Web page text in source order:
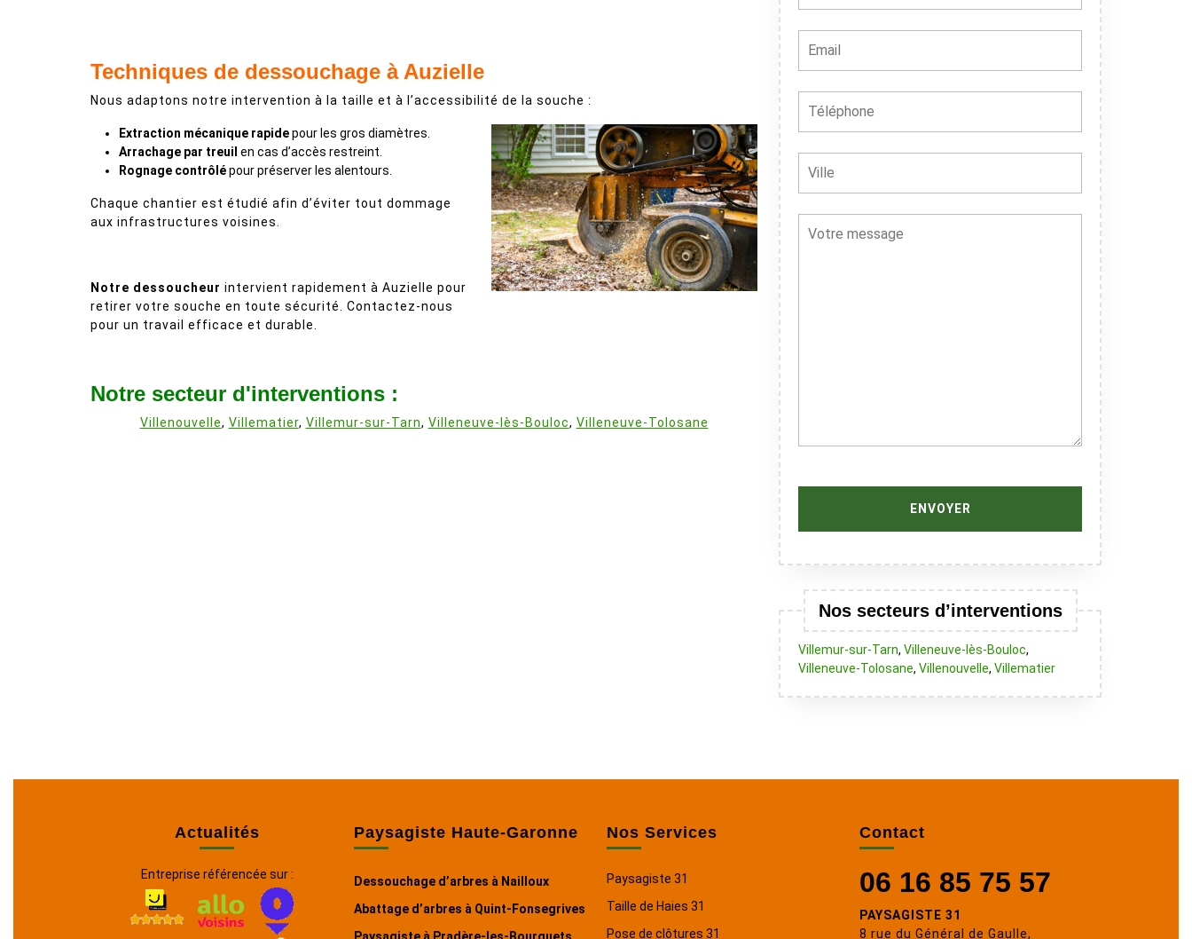
Techniques de dessouchage à Auzielle
Nous adaptons notre intervention à la taille et à l’accessibilité de la souche :
Extraction mécanique rapidepour les gros diamètres.
Arrachage par treuil en cas d’accès restreint.
Rognage contrôlépour préserver les alentours.
Chaque chantier est étudié afin d’éviter tout dommage
aux infrastructures voisines.
Notre dessoucheur intervient rapidement à Auzielle pour
retirer votre souche en toute sécurité. Contactez-nous
pour un travail efficace et durable.
Notre secteur d'interventions :
Villenouvelle, Villematier, Villemur-sur-Tarn, Villeneuve-lès-Bouloc, Villeneuve-Tolosane
Nos secteurs d’interventions
Villemur-sur-Tarn, Villeneuve-lès-Bouloc,
Villeneuve-Tolosane, Villenouvelle, Villematier
Actualités
Entreprise référencée sur :
Paysagiste Haute-Garonne
Dessouchage d’arbres à Nailloux
Abattage d’arbres à Quint-Fonsegrives
Nos Services
Paysagiste 31
Taille de Haies 31
Pose de clôtures 31
Contact
06 16 85 75 57
PAYSAGISTE 31
8 rue du Général de Gaulle,